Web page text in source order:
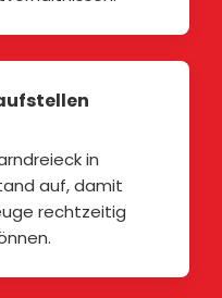
in
auf, damit
rechtzeitig